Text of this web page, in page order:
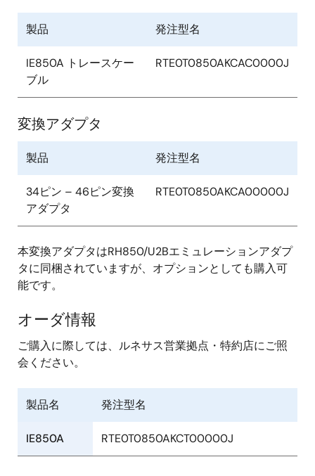
製品 発注型名
IE850A トレースケー
ブル
RTE0T0850AKCAC0000J
変換アダプタ
製品 発注型名
34ピン – 46ピン変換
アダプタ
RTE0T0850AKCA00000J
本変換アダプタはRH850/U2Bエミュレーションアダプ
タに同梱されていますが、オプションとしても購入可
能です。
オーダ情報
ご購入に際しては、ルネサス営業拠点・特約店にご照
会ください。
製品名 発注型名
IE850A RTE0T0850AKCT00000J